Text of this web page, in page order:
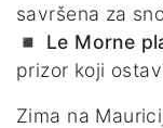
savršena za
◾ Le Morne
prizor koji
Zima na